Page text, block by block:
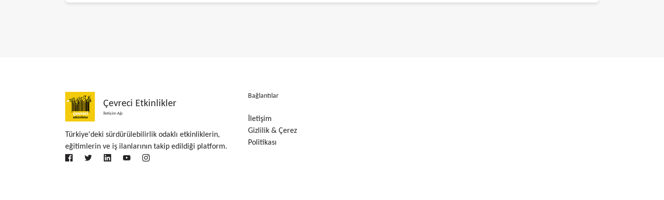
Çevreci Etkinlikler
İletişim Ağı
Türkiye'deki sürdürülebilirlik odaklı etkinliklerin,
eğitimlerin ve iş ilanlarının takip edildiği platform.
Bağlantılar
İletişim
Gizlilik & Çerez
Politikası